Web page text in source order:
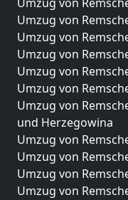
Umzug von
Umzug von
Umzug von
Umzug von
Umzug von
Umzug von
und Herzegowina
Umzug von
Umzug von
Umzug von
Umzug von